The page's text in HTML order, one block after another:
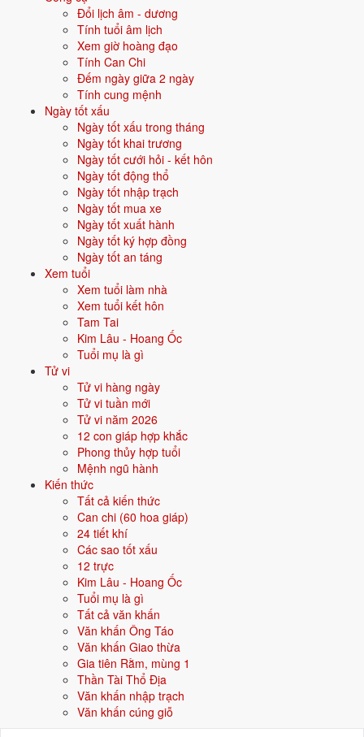
Đổi lịch âm - dương
Tính tuổi âm lịch
Xem giờ hoàng đạo
Tính Can Chi
Đếm ngày giữa 2 ngày
Tính cung mệnh
Ngày tốt xấu
Ngày tốt xấu trong tháng
Ngày tốt khai trương
Ngày tốt cưới hỏi - kết hôn
Ngày tốt động thổ
Ngày tốt nhập trạch
Ngày tốt mua xe
Ngày tốt xuất hành
Ngày tốt ký hợp đồng
Ngày tốt an táng
Xem tuổi
Xem tuổi làm nhà
Xem tuổi kết hôn
Tam Tai
Kim Lâu - Hoang Ốc
Tuổi mụ là gì
Tử vi
Tử vi hàng ngày
Tử vi tuần mới
Tử vi năm 2026
12 con giáp hợp khắc
Phong thủy hợp tuổi
Mệnh ngũ hành
Kiến thức
Tất cả kiến thức
Can chi (60 hoa giáp)
24 tiết khí
Các sao tốt xấu
12 trực
Kim Lâu - Hoang Ốc
Tuổi mụ là gì
Tất cả văn khấn
Văn khấn Ông Táo
Văn khấn Giao thừa
Gia tiên Rằm, mùng 1
Thần Tài Thổ Địa
Văn khấn nhập trạch
Văn khấn cúng giỗ
T3 ·Đinh Mão · 30/2 âm
T4 ·Mậu Thìn· 1/3 âm
T4 ·Ất Hợi· 8/3 âm
⛔ NÊN TRÁNH
CN ·Bính Tuất · 19/3 âm
T3 ·Giáp Tuất · 7/3 âm
T6 ·Tân Mão· 24/3 âm
Xem ngày tốt khai trương
Động thổ
Trong tháng 4/2030 có 17 ngày tốt cho động thổ. Tốt nhất: 13/4, 25/4,
✅ NGÀY ĐẸP NHẤT
13/4 T7 ·Mậu Dần · 11/3 âm
T5 ·Canh Dần· 23/3 âm
T3 ·Đinh Mão· 30/2 âm
T2 ·Canh Thìn· 13/3 âm
T4 ·Mậu Thìn· 1/3 âm
⛔ NÊN TRÁNH
CN ·Bính Tuất· 19/3 âm
T6 ·Tân Mão
CN ·Kỷ Mão · 12/3 âm
Xem ngày tốt động thổ
Nhập trạch
Trong tháng 4/2030 có 17 ngày tốt cho nhập trạch. Tốt nhất: 7/4, 13/4,